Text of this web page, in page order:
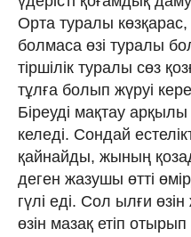
Орта туралы
болмаса өзi туралы
тiршiлiк туралы сөз
тұлға болып жүруi
Бiреудi мақтау арқылы
келедi. Сондай
қайнайды, жының
деген жазушы өттi
гүлi едi. Сол ылғи өзiн
өзiн мазақ етiп